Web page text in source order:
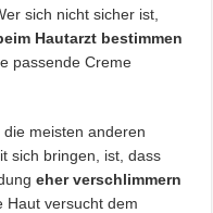
sich nicht sicher ist,
Hautarzt bestimmen
passende Creme
meisten anderen
sich bringen, ist, dass
eher verschlimmern
Haut versucht dem